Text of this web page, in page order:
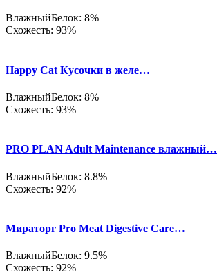
ВлажныйБелок: 8%
Схожесть: 93%
Happy Cat Кусочки в желе…
ВлажныйБелок: 8%
Схожесть: 93%
PRO PLAN Adult Maintenance влажный…
ВлажныйБелок: 8.8%
Схожесть: 92%
Мираторг Pro Meat Digestive Care…
ВлажныйБелок: 9.5%
Схожесть: 92%